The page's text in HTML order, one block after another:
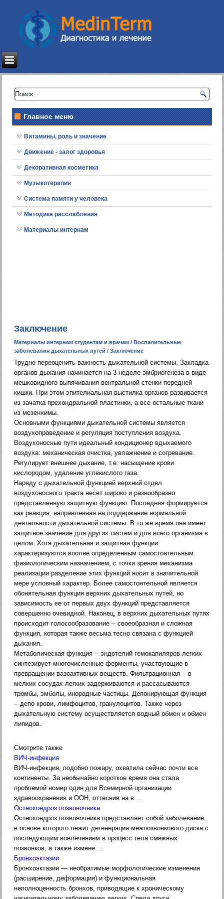
Главное меню
Витамины, роль и значение
Движение - залог здоровья
Декоративная косметика
Музыкотерапия
Система памяти у человека
Методика расслабления
Материалы интернам
Заключение
Материалы интернам студентам и врачам / Воспалительные
заболевания дыхательных путей / Заключение
Трудно переоценить важность дыхательной системы. Закладка
органов дыхания начинается на 3 неделе эмбриогенеза в виде
мешковидного выпячивания вентральной стенки передней
кишки. При этом эпителиальная выстилка органов развивается
из зачатка прехондральной пластинки, а все остальные ткани
из мезенхимы.
Основными функциями дыхательной системы является
воздухопроведение и регуляция поступления воздуха.
Воздухоносные пути идеальный кондиционер вдыхаемого
воздуха: механическая очистка, увлажнение и согревание.
Регулирует внешнее дыхание, т.е. насыщение крови
кислородом, удаление углекислого газа.
Наряду с дыхательной функцией верхний отдел
воздухоносного тракта несет широко и разнообразно
представленную защитную функцию. Последняя формируется
как реакция, направленная на поддержание нормальной
деятельности дыхательной системы. В то же время она имеет
защитное значение для других систем и для всего организма в
целом. Хотя дыхательная и защитная функции
характеризуются вполне определенным самостоятельным
физиологическим назначением, с точки зрения механизма
реализации разделение этих функций носит в значительной
мере условный характер. Более самостоятельной является
обонятельная функция верхних дыхательных путей, но
зависимость ее от первых двух функций представляется
совершенно очевидной. Наконец, в верхних дыхательных путях
происходит голосообразование -- своеобразная и сложная
функция, которая также весьма тесно связана с функцией
дыхания.
Метаболическая функция -- эндотелий гемокапиляров легких
синтезирует многочисленные ферменты, участвующие в
превращении вазоактивных веществ. Фильтрационная -- в
мелких сосудах легких задерживаются и рассасываются
тромбы, эмболы, инородные частицы. Депонирующая функция
-- депо крови, лимфоцитов, гранулоцитов. Также через
дыхательную систему осуществляется водный обмен и обмен
липидов.
Смотрите также
ВИЧ-инфекция
ВИЧ-инфекция, подобно пожару, охватила сейчас почти все
континенты. За необычайно короткое время она стала
проблемой номер один для Всемирной организации
здравоохранения и ООН, оттеснив на в ...
Остеохондроз позвоночника
Остеохондроз позвоночника представляет собой заболевание,
в основе которого лежит дегенерация межпозвонкового диска с
последующим вовлечением в процесс тела смежных
позвонков, а также измене ...
Бронхоэктазии
Бронхоэктазии — необратимые морфологические изменения
(расширение, деформация) и функциональная
неполноценность бронхов, приводящие к хроническому